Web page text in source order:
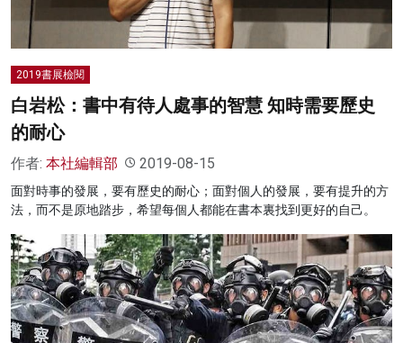
2019書展檢閱
白岩松：書中有待人處事的智慧 知時需要歷史
的耐心
作者: 本社編輯部 2019-08-15
面對時事的發展，要有歷史的耐心；面對個人的發展，要有提升的方
法，而不是原地踏步，希望每個人都能在書本裏找到更好的自己。